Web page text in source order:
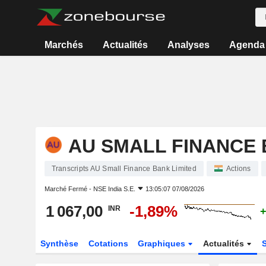
Marchés Actualités Analyses Agenda
AU SMALL FINANCE
Transcripts AU Small Finance Bank Limited Actions
Marché Fermé - NSE India S.E. 13:05:07 07/08/2026
1 067,00 INR -1,89%
Synthèse Cotations Graphiques Actualités